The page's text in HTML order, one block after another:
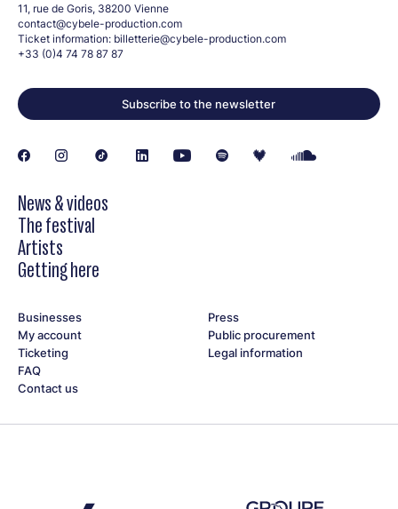
d'interviews exclusives, de décryptages exhaustifs et de
débats sociétaux : émission podcastMemory Lane - Secrets
de Scène et Studio
Fidèle contributeur du festival, Marcus Gon a déjà collaboré
en qualité de traducteur pour FIP et Crock Radio.
11, rue de Goris, 38200 Vienne
contact@cybele-production.com
Ticket information: billetterie@cybele-production.com
+33 (0)4 74 78 87 87
Subscribe to the newsletter
News & videos
The festival
Artists
Getting here
Businesses
My account
Ticketing
FAQ
Contact us
Press
Public procurement
Legal information